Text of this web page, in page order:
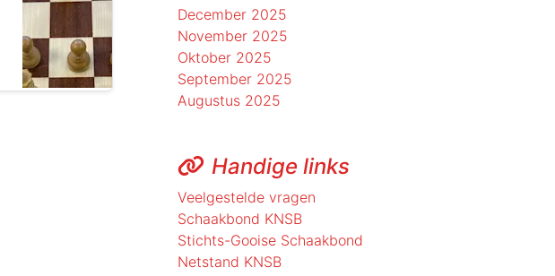
December 2025
November 2025
Oktober 2025
September 2025
Augustus 2025
Handige links
Veelgestelde vragen
Schaakbond KNSB
Stichts-Gooise Schaakbond
Netstand KNSB